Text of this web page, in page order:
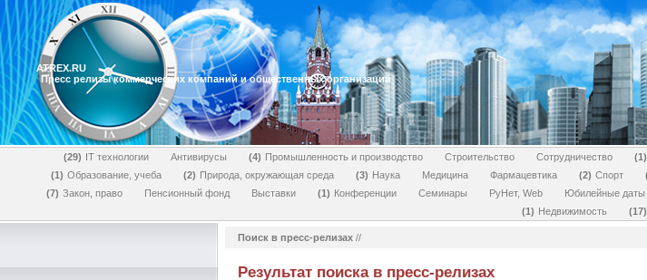
ATREX.RU
Пресс релизы коммерческих компаний и общественных организаций
29 IT технологии Антивирусы 4 Промышленность и производство Строительство Сотрудничество 1
1
Образование, учеба 2 Природа, окружающая среда 3 Наука Медицина Фармацевтика 2 Спорт
7
Закон, право Пенсионный фонд Выставки 1 Конференции Семинары РуНет, Web Юбилейные даты
1
Недвижимость 17
Поиск в пресс-релизах //
Результат поиска в пресс-релизах